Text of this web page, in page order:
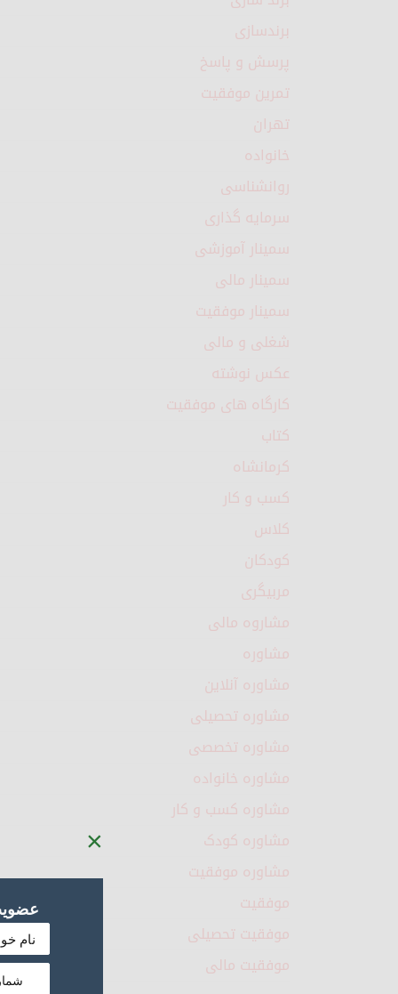
برندسازی
پرسش و پاسخ
تمرین موفقیت
تهران
خانواده
روانشناسی
سرمایه گذاری
سمینار آموزشی
سمینار مالی
سمینار موفقیت
شغلی و مالی
عکس نوشته
کارگاه های موفقیت
کتاب
کرمانشاه
کسب و کار
کلاس
کودکان
مربیگری
مشاروه مالی
مشاوره
مشاوره آنلاین
مشاوره تحصیلی
مشاوره تخصصی
مشاوره خانواده
مشاوره کسب و کار
مشاوره کودک
مشاوره موفقیت
موفقیت
موفقیت تحصیلی
موفقیت مالی
×